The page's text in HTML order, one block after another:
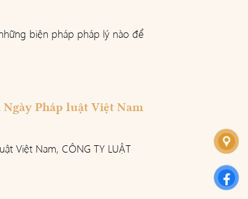
biện pháp pháp lý nào để
Pháp luật Việt Nam
Việt Nam, CÔNG TY LUẬT